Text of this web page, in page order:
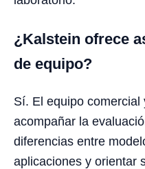
¿Kalstein ofrece
de equipo?
Sí. El equipo comercial
acompañar la
diferencias entre
aplicaciones y orientar